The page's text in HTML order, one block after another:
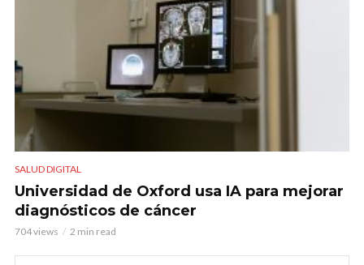
SALUD DIGITAL
Universidad de Oxford usa IA para mejorar
diagnósticos de cáncer
704 views 2 min read